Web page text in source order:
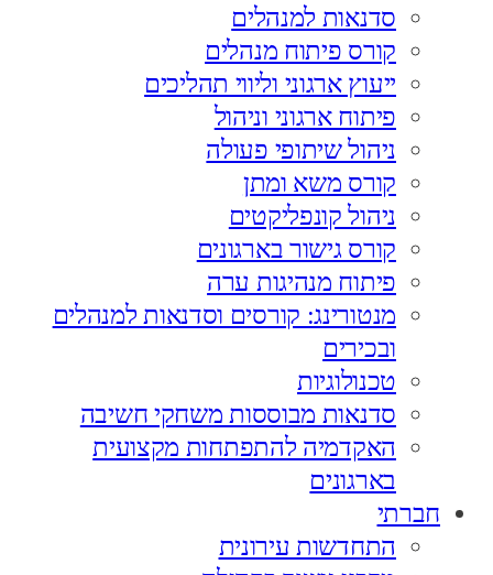
סדנאות למנהלים
קורס פיתוח מנהלים
ייעוץ ארגוני וליווי תהליכים
פיתוח ארגוני וניהול
ניהול שיתופי פעולה
קורס משא ומתן
ניהול קונפליקטים
קורס גישור בארגונים
פיתוח מנהיגות ערה
מנטורינג: קורסים וסדנאות למנהלים
ובכירים
טכנולוגיות
סדנאות מבוססות משחקי חשיבה
האקדמיה להתפתחות מקצועית
בארגונים
חברתי
התחדשות עירונית